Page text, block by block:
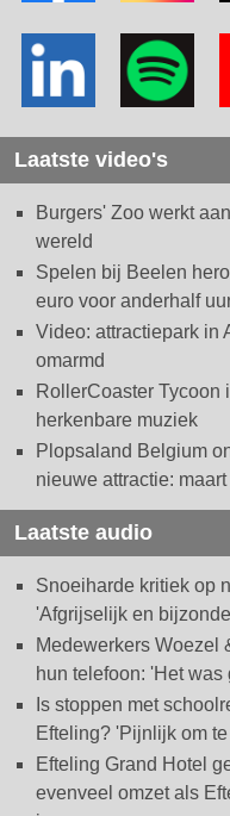
Laatste video's
Burgers' Zoo werkt
wereld
Spelen bij Beelen
euro voor anderhalf
Video: attractiepark in
omarmd
RollerCoaster Tycoon
herkenbare muziek
Plopsaland Belgium
nieuwe attractie:
Laatste audio
Snoeiharde kritiek op
'Afgrijselijk en
Medewerkers Woezel
hun telefoon: 'Het
Is stoppen met
Efteling? 'Pijnlijk om
Efteling Grand Hotel
evenveel omzet als